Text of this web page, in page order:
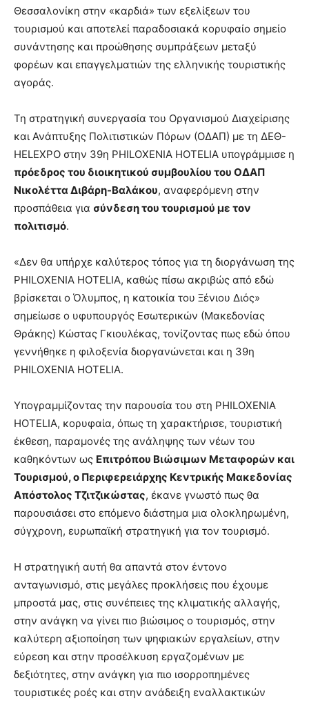
Θεσσαλονίκη στην «καρδιά» των εξελίξεων του
τουρισμού και αποτελεί παραδοσιακά κορυφαίο σημείο
συνάντησης και προώθησης συμπράξεων μεταξύ
φορέων και επαγγελματιών της ελληνικής τουριστικής
αγοράς.
Τη στρατηγική συνεργασία του Οργανισμού Διαχείρισης
και Ανάπτυξης Πολιτιστικών Πόρων (ΟΔΑΠ) με τη ΔΕΘ-
HELEXPO στην 39η PHILOXENIA HOTELIA υπογράμμισε η
πρόεδρος του διοικητικού συμβουλίου του ΟΔΑΠ
Νικολέττα Διβάρη-Βαλάκου, αναφερόμενη στην
προσπάθεια για σύνδεση του τουρισμού με τον
πολιτισμό.
«Δεν θα υπήρχε καλύτερος τόπος για τη διοργάνωση της
PHILOXENIA HOTELIA, καθώς πίσω ακριβώς από εδώ
βρίσκεται ο Όλυμπος, η κατοικία του Ξένιου Διός»
σημείωσε ο υφυπουργός Εσωτερικών (Μακεδονίας
Θράκης) Κώστας Γκιουλέκας, τονίζοντας πως εδώ όπου
γεννήθηκε η φιλοξενία διοργανώνεται και η 39η
PHILOXENIA HOTELIA.
Υπογραμμίζοντας την παρουσία του στη PHILOXENIA
HOTELIA, κορυφαία, όπως τη χαρακτήρισε, τουριστική
έκθεση, παραμονές της ανάληψης των νέων του
καθηκόντων ως Επιτρόπου Βιώσιμων Μεταφορών και
Τουρισμού, ο Περιφερειάρχης Κεντρικής Μακεδονίας
Απόστολος Τζιτζικώστας, έκανε γνωστό πως θα
παρουσιάσει στο επόμενο διάστημα μια ολοκληρωμένη,
σύγχρονη, ευρωπαϊκή στρατηγική για τον τουρισμό.
Η στρατηγική αυτή θα απαντά στον έντονο
ανταγωνισμό, στις μεγάλες προκλήσεις που έχουμε
μπροστά μας, στις συνέπειες της κλιματικής αλλαγής,
στην ανάγκη να γίνει πιο βιώσιμος ο τουρισμός, στην
καλύτερη αξιοποίηση των ψηφιακών εργαλείων, στην
εύρεση και στην προσέλκυση εργαζομένων με
δεξιότητες, στην ανάγκη για πιο ισορροπημένες
τουριστικές ροές και στην ανάδειξη εναλλακτικών